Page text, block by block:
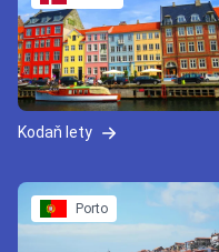
Kodaň lety
Porto